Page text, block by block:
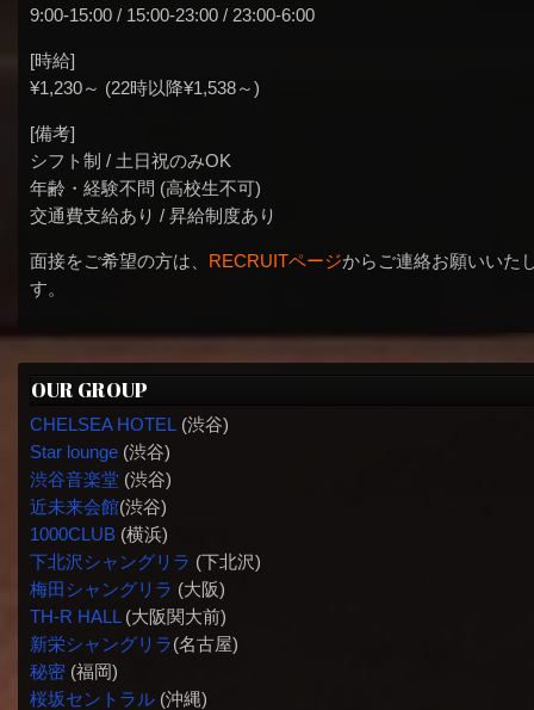
9:00-15:00 / 15:00-23:00 / 23:00-6:00
[時給]
¥1,230～ (22時以降¥1,538～)
[備考]
シフト制 / 土日祝のみOK
年齢・経験不問 (高校生不可)
交通費支給あり / 昇給制度あり
面接をご希望の方は、 RECRUITページからご連絡お願いいた
す。
OUR GROUP
CHELSEA HOTEL (渋谷)
Star lounge(渋谷)
渋谷音楽堂(渋谷)
近未来会館(渋谷)
1000CLUB(横浜)
下北沢シャングリラ (下北沢)
梅田シャングリラ (大阪)
TH-R HALL(大阪関大前)
新栄シャングリラ(名古屋)
秘密(福岡)
桜坂セントラル(沖縄)